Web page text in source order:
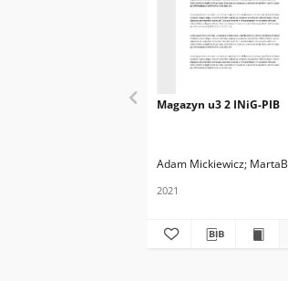
Magazyn u3 2 INiG-PIB
Adam Mickiewicz MartaB
2021